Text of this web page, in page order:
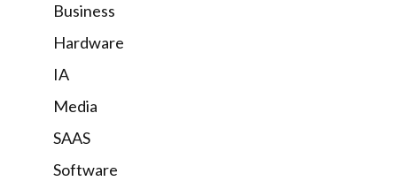
Business
Hardware
IA
Media
SAAS
Software